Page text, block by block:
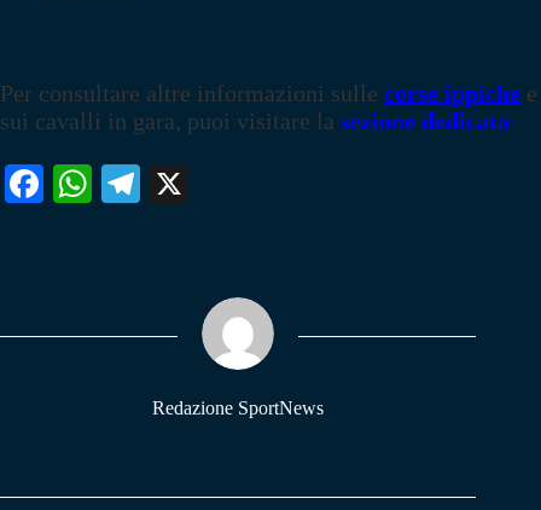
Per consultare altre informazioni sulle corse ippiche e
sui cavalli in gara, puoi visitare la sezione dedicata
Fa W
pp
Te
m
Redazione SportNews